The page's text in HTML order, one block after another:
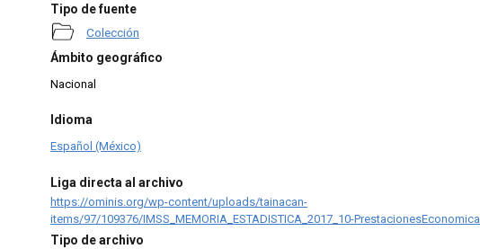
Tipo de fuente
Colección
Ámbito geográfico
Nacional
Idioma
Español (México)
Liga directa al archivo
https://ominis.org/wp-content/uploads/tainacan-
items/97/109376/IMSS_MEMORIA_ESTADISTICA_2017_10-
Tipo de archivo